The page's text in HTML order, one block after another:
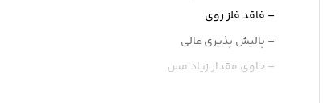
– فاقد فلز روی
– پالیش پذیری عالی
– حاوی مقدار زیاد مس